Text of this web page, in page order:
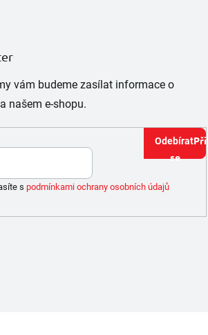
vám budeme zasílat informace o
našem e-shopu.
s podmínkami ochrany osobních údajů
se